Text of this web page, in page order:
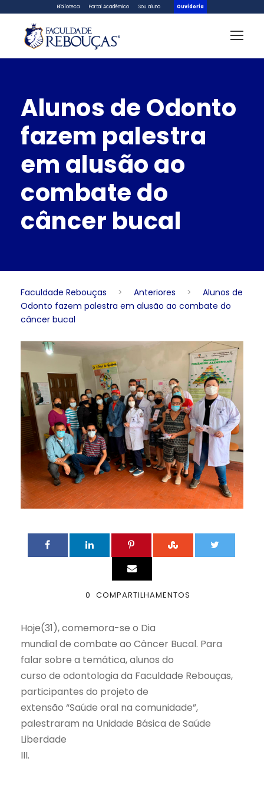
Biblioteca Portal Acadêmico Sou aluno Ouvidoria
Alunos de Odonto
fazem palestra
em alusão ao
combate do
câncer bucal
Faculdade Rebouças > Anteriores >
Alunos de
Odonto fazem palestra em alusão ao combate do
câncer bucal
0 COMPARTILHAMENTOS
Hoje(31), comemora-se o Dia
mundial de combate ao Câncer Bucal. Para
falar sobre a temática, alunos do
curso de odontologia da Faculdade Rebouças,
participantes do projeto de
extensão “Saúde oral na comunidade”,
palestraram na Unidade Básica de Saúde
Liberdade
III.